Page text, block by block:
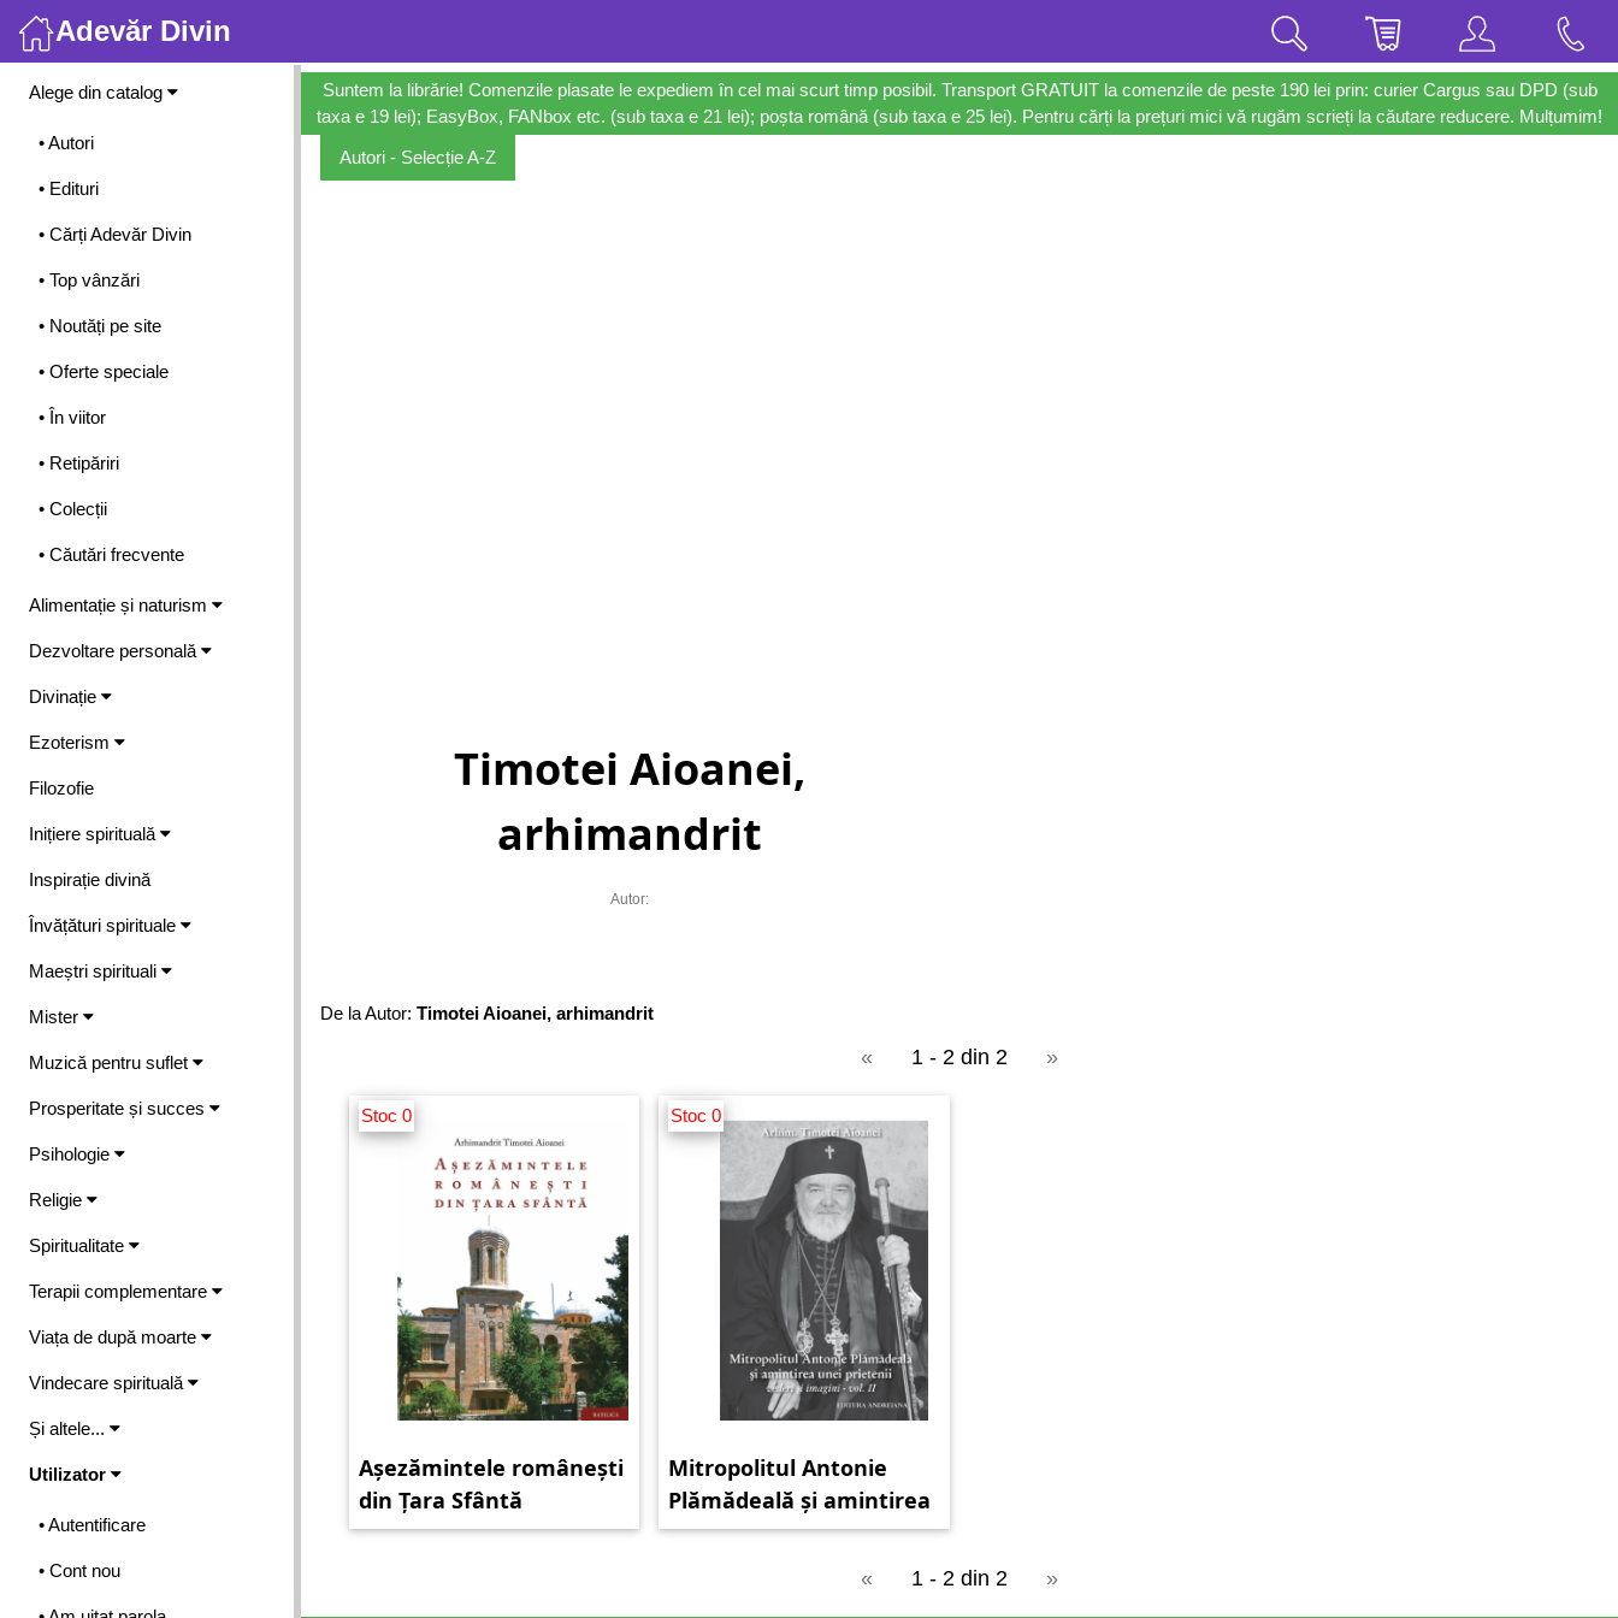
Adevăr Divin
Meniu
Alege din catalog
• Autori
• Edituri
• Cărți Adevăr Divin
• Top vânzări
• Noutăți pe site
• Oferte speciale
• În viitor
• Retipăriri
• Colecții
• Căutări frecvente
Alimentație și naturism
Dezvoltare personală
Divinație
Ezoterism
Filozofie
Inițiere spirituală
Inspirație divină
Învățături spirituale
Maeștri spirituali
Mister
Muzică pentru suflet
Prosperitate și succes
Psihologie
Religie
Spiritualitate
Terapii complementare
Viața de după moarte
Vindecare spirituală
Și altele...
Utilizator
• Autentificare
• Cont nou
Suntem la librărie! Comenzile plasate le expediem în cel mai scurt timp posibil. Transport GRATUIT la comenzile de peste 190 lei prin: curier Cargus sau DPD (sub
taxa e 19 lei); EasyBox, FANbox etc. (sub taxa e 21 lei); poșta română (sub taxa e 25 lei). Pentru cărți la prețuri mici vă rugăm scrieți la căutare reducere. Mulțumim!
Autori - Selecție A-Z
Timotei Aioanei,
arhimandrit
Autor:
De la Autor: Timotei Aioanei, arhimandrit
« 1 - 2 din 2 »
Stoc 0
Așezămintele românești
din Țara Sfântă
Stoc 0
Mitropolitul Antonie
Plămădeală și amintirea
unei prietenii (vol. 2)
« 1 - 2 din 2 »